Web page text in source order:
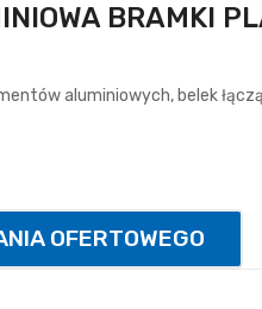
BRAMKI
aluminiowych, belek
OFERTOWEGO